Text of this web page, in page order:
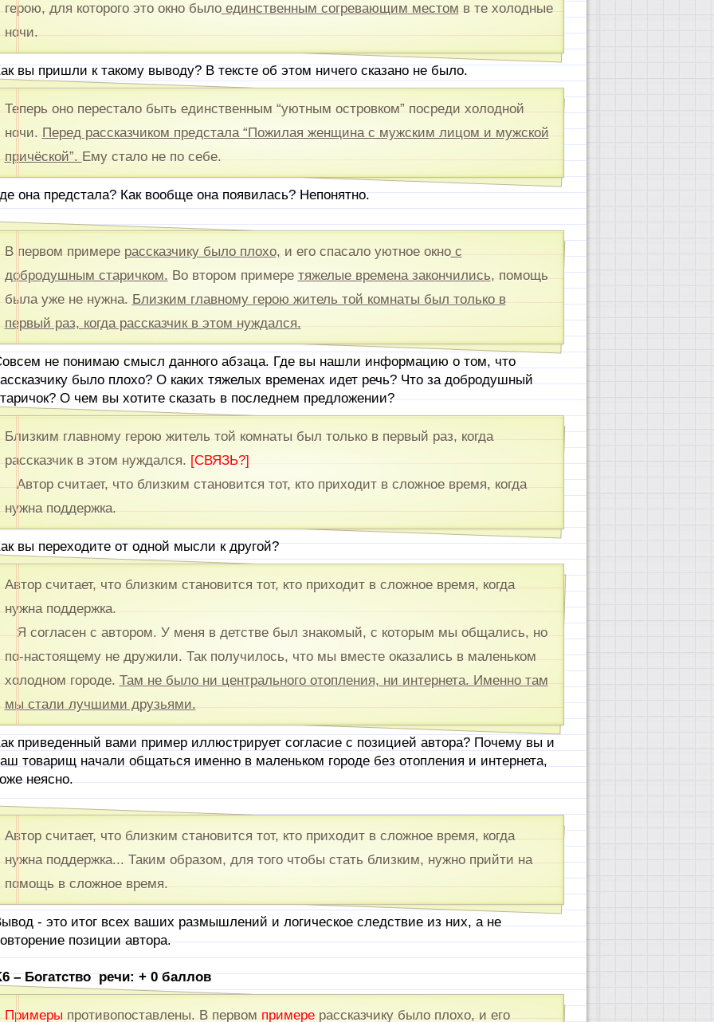
герою, для которого это окно былоединственным согревающим местом в те холодные
ночи.
вы пришли к такому выводу? В тексте об этом ничего сказано не было.
Теперь оно перестало быть единственным “уютным островком” посреди холодной
ночи. Перед рассказчиком предстала “Пожилая женщина с мужским лицом и мужской
причёской”. Ему стало не по себе.
она предстала? Как вообще она появилась? Непонятно.
В первом примере рассказчику было плохо, и его спасало уютное окнос
добродушным старичком. Во втором примере тяжелые времена закончились, помощь
была уже не нужна. Близким главному герою житель той комнаты был только в
первый раз, когда рассказчик в этом нуждался.
не понимаю смысл данного абзаца. Где вы нашли информацию о том, что
было плохо? О каких тяжелых временах идет речь? Что за добродушный
О чем вы хотите сказать в последнем предложении?
Близким главному герою житель той комнаты был только в первый раз, когда
рассказчик в этом нуждался. [СВЯЗЬ?]
Автор считает, что близким становится тот, кто приходит в сложное время, когда
нужна поддержка.
вы переходите от одной мысли к другой?
Автор считает, что близким становится тот, кто приходит в сложное время, когда
нужна поддержка.
Я согласен с автором. У меня в детстве был знакомый, с которым мы общались, но
по-настоящему не дружили. Так получилось, что мы вместе оказались в маленьком
холодном городе. Там не было ни центрального отопления, ни интернета. Именно там
мы стали лучшими друзьями.
приведенный вами пример иллюстрирует согласие с позицией автора? Почему вы и
товарищ начали общаться именно в маленьком городе без отопления и интернета,
неясно.
Автор считает, что близким становится тот, кто приходит в сложное время, когда
нужна поддержка... Таким образом, для того чтобы стать близким, нужно прийти на
помощь в сложное время.
- это итог всех ваших размышлений и логическое следствие из них, а не
позиции автора.
– Богатство речи: + 0 баллов
Примерыпротивопоставлены. В первом примере рассказчику было плохо, и его